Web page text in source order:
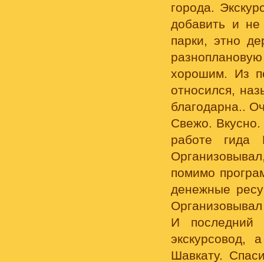
города.
добавить и не
парки, этно
хорошим. Из
относился,
благодарна..
Свежо. Вкусно.
работе
помимо
денежные
И последний
экскурсовод,
Шавкату.